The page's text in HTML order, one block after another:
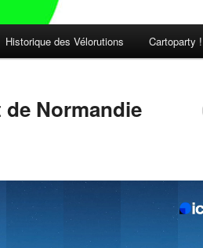
Historique des Vélorutions Cartoparty !
Normandie